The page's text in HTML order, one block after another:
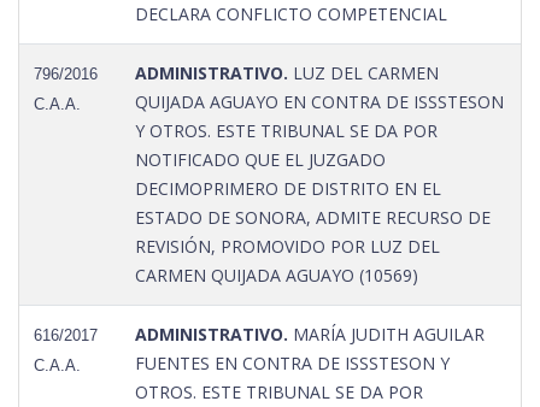
DECLARA CONFLICTO COMPETENCIAL
796/2016
C.A.A.
ADMINISTRATIVO. LUZ DEL CARMEN
QUIJADA AGUAYO EN CONTRA DE ISSSTESON
Y OTROS. ESTE TRIBUNAL SE DA POR
NOTIFICADO QUE EL JUZGADO
DECIMOPRIMERO DE DISTRITO EN EL
ESTADO DE SONORA, ADMITE RECURSO DE
REVISIÓN, PROMOVIDO POR LUZ DEL
CARMEN QUIJADA AGUAYO (10569)
616/2017
C.A.A.
ADMINISTRATIVO. MARÍA JUDITH AGUILAR
FUENTES EN CONTRA DE ISSSTESON Y
OTROS. ESTE TRIBUNAL SE DA POR